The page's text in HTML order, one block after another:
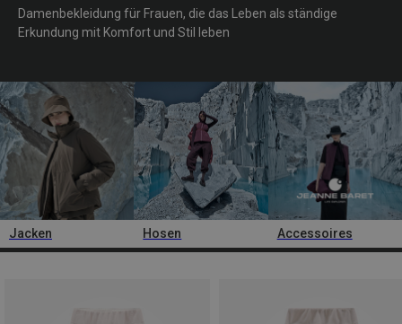
Damenbekleidung für Frauen, die das Leben als ständige
Erkundung mit Komfort und Stil leben
Jacken Hosen Accessoires